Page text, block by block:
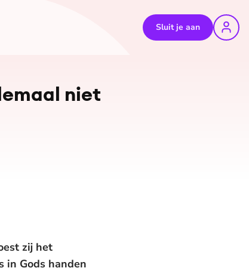
Sluit je aan
niet
zij het
in Gods handen